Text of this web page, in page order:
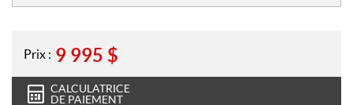
Prix : 9 995 $
CALCULATRICE
DE PAIEMENT